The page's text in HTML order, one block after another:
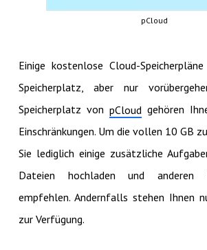
pCloud
Einige kostenlose Cloud-
Speicherplatz, aber nur
Speicherplatz von pCloud gehören
Einschränkungen. Um die vollen 10 GB
Sie lediglich einige zusätzliche
Dateien hochladen und anderen
empfehlen. Andernfalls stehen Ihnen
zur Verfügung.